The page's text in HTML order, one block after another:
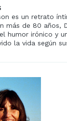
es un retrato
más de 80 años,
humor irónico y
la vida según